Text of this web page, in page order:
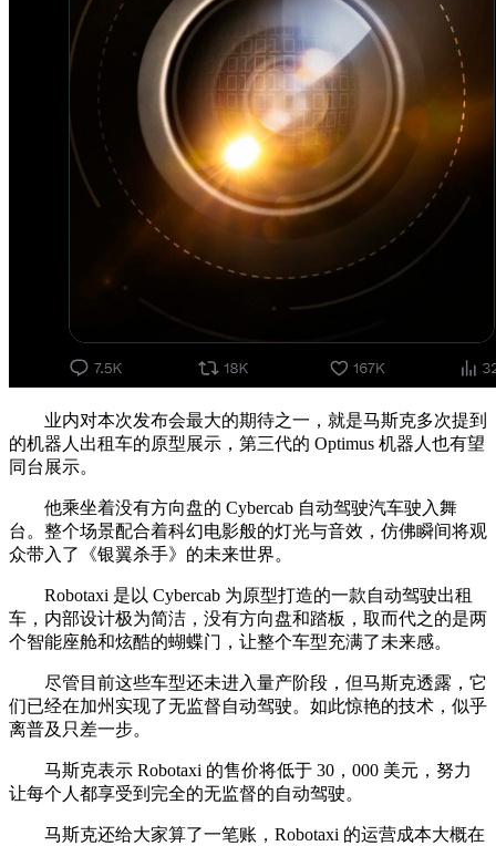
业内对本次发布会最大的期待之一，就是马斯克多次提到
的机器人出租车的原型展示，第三代的 Optimus 机器人也有望
同台展示。
他乘坐着没有方向盘的 Cybercab 自动驾驶汽车驶入舞
台。整个场景配合着科幻电影般的灯光与音效，仿佛瞬间将观
众带入了《银翼杀手》的未来世界。
Robotaxi 是以 Cybercab 为原型打造的一款自动驾驶出租
车，内部设计极为简洁，没有方向盘和踏板，取而代之的是两
个智能座舱和炫酷的蝴蝶门，让整个车型充满了未来感。
尽管目前这些车型还未进入量产阶段，但马斯克透露，它
们已经在加州实现了无监督自动驾驶。如此惊艳的技术，似乎
离普及只差一步。
马斯克表示 Robotaxi 的售价将低于 30，000 美元，努力
让每个人都享受到完全的无监督的自动驾驶。
马斯克还给大家算了一笔账，Robotaxi 的运营成本大概在